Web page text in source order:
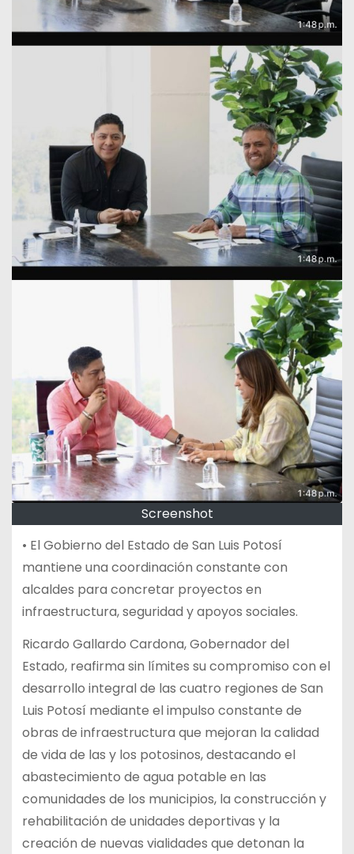
Screenshot
• El Gobierno del Estado de San Luis Potosí
mantiene una coordinación constante con
alcaldes para concretar proyectos en
infraestructura, seguridad y apoyos sociales.
Ricardo Gallardo Cardona, Gobernador del
Estado, reafirma sin límites su compromiso con el
desarrollo integral de las cuatro regiones de San
Luis Potosí mediante el impulso constante de
obras de infraestructura que mejoran la calidad
de vida de las y los potosinos, destacando el
abastecimiento de agua potable en las
comunidades de los municipios, la construcción y
rehabilitación de unidades deportivas y la
creación de nuevas vialidades que detonan la